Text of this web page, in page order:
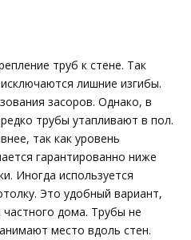
труб к стене. Так
лишние изгибы.
засоров. Однако, в
трубы утапливают в пол.
так как уровень
гарантированно ниже
Иногда используется
Это удобный вариант,
частного дома. Трубы не
место вдоль стен.